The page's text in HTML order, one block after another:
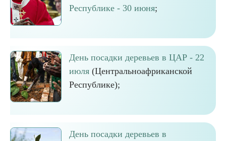
Республике - 30 июня;
День посадки деревьев в ЦАР - 22
июля (Центральноафриканской
Республике);
День посадки деревьев в